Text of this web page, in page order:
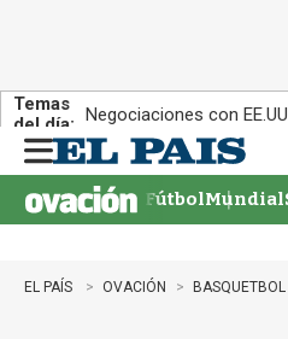
Temas
del día: Negociaciones con EE.UU.
n
u
FútbolMundial
EL PAÍS OVACIÓN BASQUETBOL